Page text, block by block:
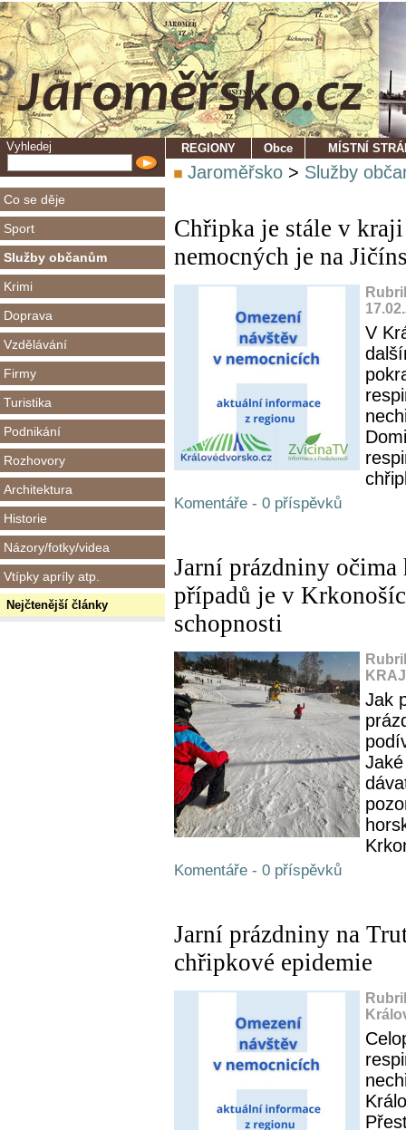
Vyhledej
Co se děje
Sport
Služby občanům
Krimi
Doprava
Vzdělávání
Firmy
Turistika
Podnikání
Rozhovory
Architektura
Historie
Názory/fotky/videa
Vtípky apríly atp.
Nejčtenější články
REGIONY Obce MÍSTNÍ
Jaroměřsko > Služby
Chřipka je stále v
nemocných je na
V
Komentáře - 0 příspěvků
Jarní prázdniny
případů je v
schopnosti
Jak
Komentáře - 0 příspěvků
Jarní prázdniny na
chřipkové epidemie